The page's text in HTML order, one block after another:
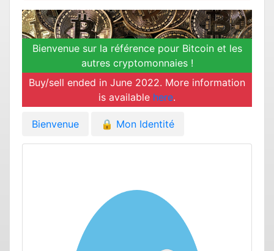
Bienvenue sur la référence pour Bitcoin et les
autres cryptomonnaies !
Buy/sell ended in June 2022. More information
is available here.
Bienvenue 🔒 Mon Identité